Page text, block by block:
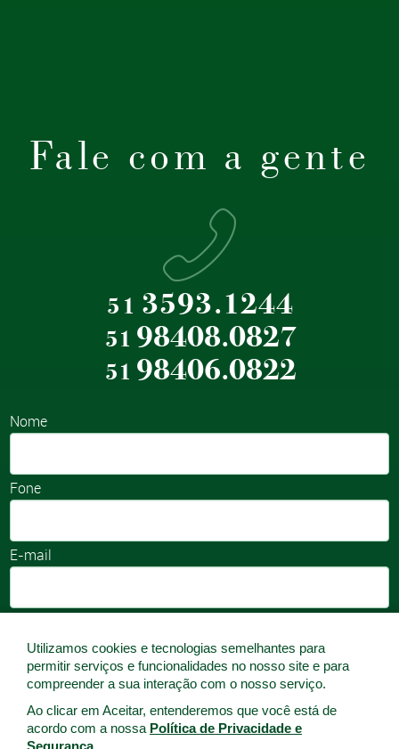
Utilizamos cookies e tecnologias semelhantes para
permitir serviços e funcionalidades no nosso site e para
compreender a sua interação com o nosso serviço.
Ao clicar em Aceitar, entenderemos que você está de
acordo com a nossa Política de Privacidade e
Segurança.
Fale com a gente
51 3593.1244
51 98408.0827
51 98406.0822
Nome
Fone
E-mail